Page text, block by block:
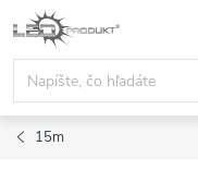
Prejsť
na
obsah
15m